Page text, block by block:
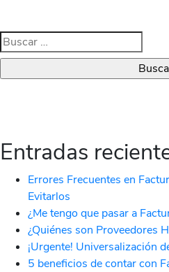
con
el
Buscar:
Entradas
Errores Frecuentes en
Evitarlos
¿Me tengo que pasar a
¿Quiénes son Proveedores
¡Urgente! Universalización
5 beneficios de contar con